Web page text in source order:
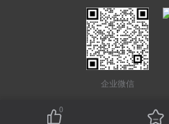
企业微信
0